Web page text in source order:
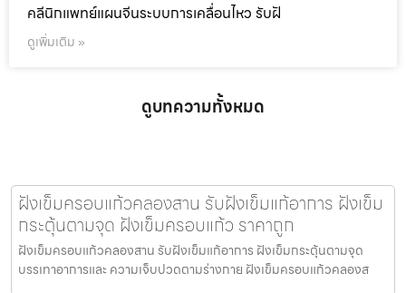
คลีนิกแพทย์แผนจีนระบบการเคลื่อนไหว รับฝั
ดูเพิ่มเติม »
ดูบทความทั้งหมด
ฝังเข็มครอบแก้วคลองสาน รับฝังเข็มแก้อาการ ฝังเข็ม
กระตุ้นตามจุด ฝังเข็มครอบแก้ว ราคาถูก
ฝังเข็มครอบแก้วคลองสาน รับฝังเข็มแก้อาการ ฝังเข็มกระตุ้นตามจุด
บรรเทาอาการและ ความเจ็บปวดตามร่างกาย ฝังเข็มครอบแก้วคลองส